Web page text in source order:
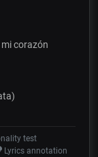
corazón
test
Lyrics annotation